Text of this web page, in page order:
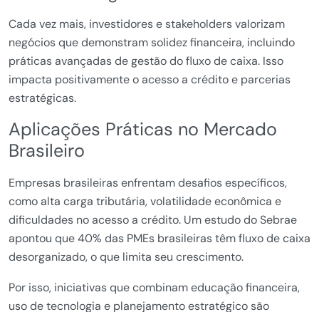
Cada vez mais, investidores e stakeholders valorizam
negócios que demonstram solidez financeira, incluindo
práticas avançadas de gestão do fluxo de caixa. Isso
impacta positivamente o acesso a crédito e parcerias
estratégicas.
Aplicações Práticas no Mercado
Brasileiro
Empresas brasileiras enfrentam desafios específicos,
como alta carga tributária, volatilidade econômica e
dificuldades no acesso a crédito. Um estudo do Sebrae
apontou que 40% das PMEs brasileiras têm fluxo de caixa
desorganizado, o que limita seu crescimento.
Por isso, iniciativas que combinam educação financeira,
uso de tecnologia e planejamento estratégico são